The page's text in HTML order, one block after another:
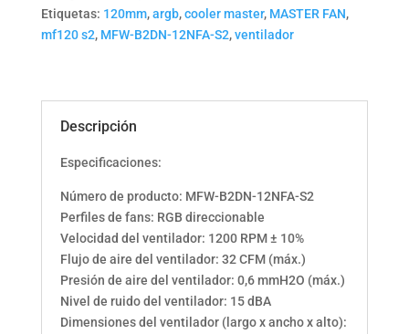
Etiquetas: 120mm,argb,cooler master, MASTER FAN,
mf120 s2, MFW-B2DN-12NFA-S2,ventilador
Descripción
Especificaciones:
Número de producto: MFW-B2DN-12NFA-S2
Perfiles de fans: RGB direccionable
Velocidad del ventilador: 1200 RPM ± 10%
Flujo de aire del ventilador: 32 CFM (máx.)
Presión de aire del ventilador: 0,6 mmH2O (máx.)
Nivel de ruido del ventilador: 15 dBA
Dimensiones del ventilador (largo x ancho x alto):